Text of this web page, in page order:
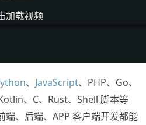
加载视频
、 JavaScript、PHP、Go、
、C、 Rust、Shell 脚本等
端、后端、APP 客户端开发都能